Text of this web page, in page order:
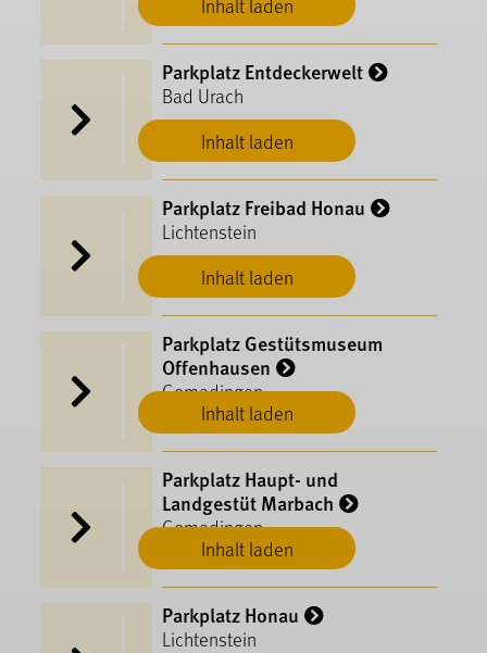
Inhalt laden
Parkplatz Entdeckerwelt
Bad Urach
Inhalt laden
Parkplatz Freibad Honau
Lichtenstein
Inhalt laden
Parkplatz Gestütsmuseum
Offenhausen
Gomadingen
Inhalt laden
Parkplatz Haupt- und
Landgestüt Marbach
Gomadingen
Parkplatz Honau
Lichtenstein